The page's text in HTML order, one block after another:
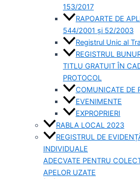
153/2017
RAPOARTE DE
544/2001 și 52/2003
Registrul Unic al
REGISTRUL
TITLU GRATUIT ÎN
PROTOCOL
COMUNICATE DE
EVENIMENTE
EXPROPRIERI
RABLA LOCAL 2023
REGISTRUL DE
INDIVIDUALE
ADECVATE PENTRU
APELOR UZATE